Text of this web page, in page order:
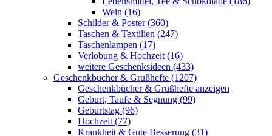
Wein (16)
Schilder & Poster (360)
Taschen & Textilien (247)
Taschenlampen (17)
Verlobung & Hochzeit (16)
weitere Geschenksideen (433)
Geschenkbücher & Grußhefte (1207)
Geschenkbücher & Grußhefte anzeigen
Geburt, Taufe & Segnung (99)
Geburtstag (96)
Hochzeit (77)
Krankheit & Gute Besserung (31)